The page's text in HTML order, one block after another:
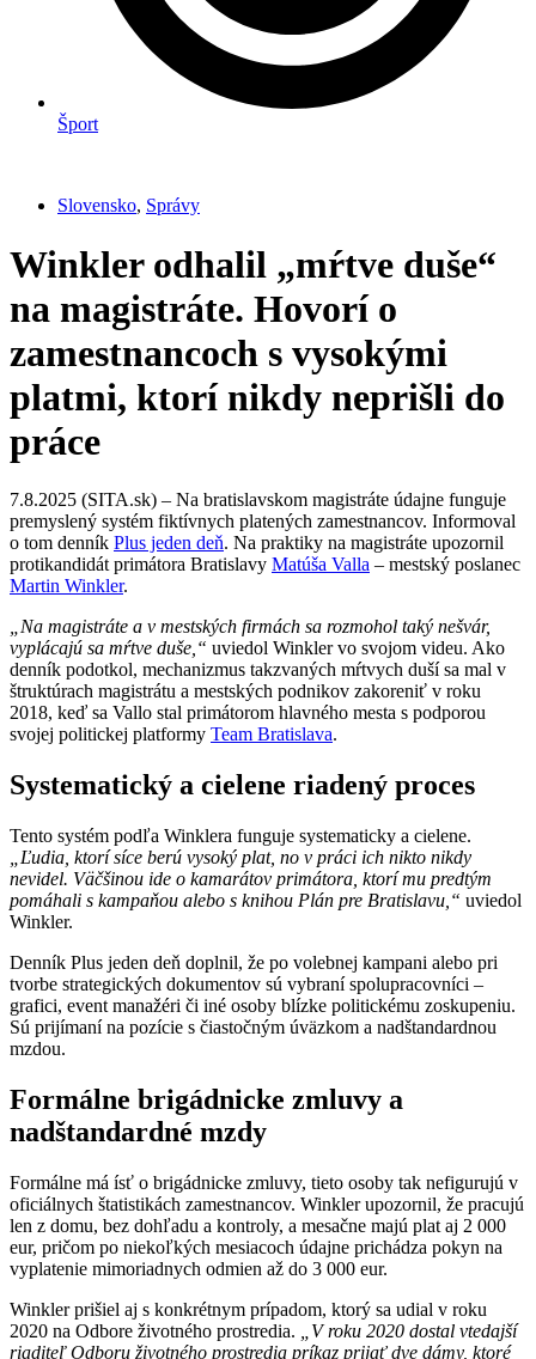
Šport
Slovensko, Správy
Winkler odhalil „mŕtve duše“
na magistráte. Hovorí o
zamestnancoch s vysokými
platmi, ktorí nikdy neprišli do
práce
7.8.2025 (SITA.sk) – Na bratislavskom magistráte údajne funguje
premyslený systém fiktívnych platených zamestnancov. Informoval
o tom denník Plus jeden deň. Na praktiky na magistráte upozornil
protikandidát primátora Bratislavy Matúša Valla – mestský poslanec
Martin Winkler.
„Na magistráte a v mestských firmách sa rozmohol taký nešvár,
vyplácajú sa mŕtve duše,“ uviedol Winkler vo svojom videu. Ako
denník podotkol, mechanizmus takzvaných mŕtvych duší sa mal v
štruktúrach magistrátu a mestských podnikov zakoreniť v roku
2018, keď sa Vallo stal primátorom hlavného mesta s podporou
svojej politickej platformy Team Bratislava.
Systematický a cielene riadený proces
Tento systém podľa Winklera funguje systematicky a cielene.
„Ľudia, ktorí síce berú vysoký plat, no v práci ich nikto nikdy
nevidel. Väčšinou ide o kamarátov primátora, ktorí mu predtým
pomáhali s kampaňou alebo s knihou Plán pre Bratislavu,“ uviedol
Winkler.
Denník Plus jeden deň doplnil, že po volebnej kampani alebo pri
tvorbe strategických dokumentov sú vybraní spolupracovníci –
grafici, event manažéri či iné osoby blízke politickému zoskupeniu.
Sú prijímaní na pozície s čiastočným úväzkom a nadštandardnou
mzdou.
Formálne brigádnicke zmluvy a
nadštandardné mzdy
Formálne má ísť o brigádnicke zmluvy, tieto osoby tak nefigurujú v
oficiálnych štatistikách zamestnancov. Winkler upozornil, že pracujú
len z domu, bez dohľadu a kontroly, a mesačne majú plat aj 2 000
eur, pričom po niekoľkých mesiacoch údajne prichádza pokyn na
vyplatenie mimoriadnych odmien až do 3 000 eur.
Winkler prišiel aj s konkrétnym prípadom, ktorý sa udial v roku
2020 na Odbore životného prostredia.
„V roku 2020 dostal vtedajší
riaditeľ Odboru životného prostredia príkaz prijať dve dámy, ktoré